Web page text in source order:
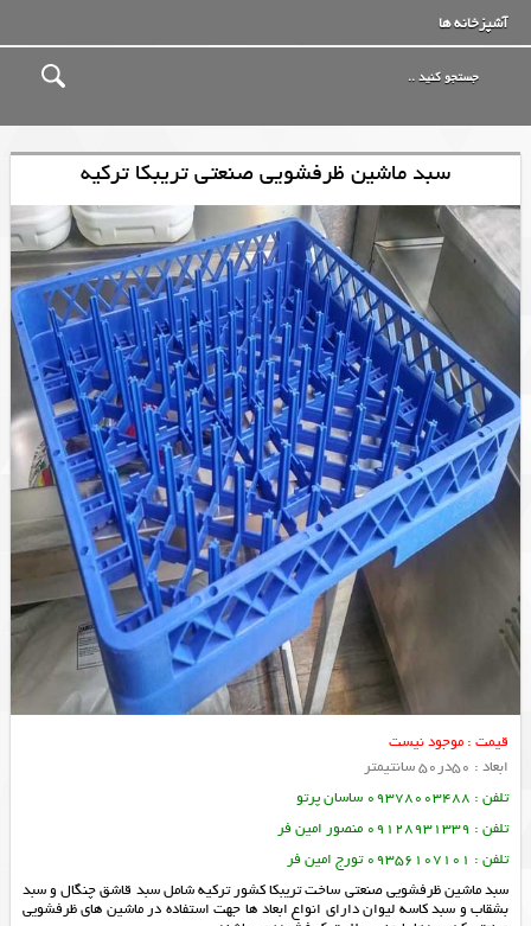
آشپزخانه ها
سبد ماشین ظرفشویی صنعتی تریبکا ترکیه
قیمت : موجود نیست
ابعاد : 50در50 سانتیمتر
تلفن : 09378003488 ساسان پرتو
تلفن : 09128931339 منصور امین فر
تلفن : 09356107101 تورج امین فر
سبد ماشین ظرفشویی صنعتی ساخت تریبکا کشور ترکیه شامل سبد قاشق چنگال و سبد
بشقاب و سبد کاسه لیوان دارای انواع ابعاد ها جهت استفاده در ماشین های ظرفشویی